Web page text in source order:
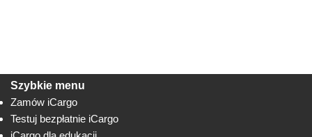
Szybkie menu
Zamów iCargo
Testuj bezpłatnie iCargo